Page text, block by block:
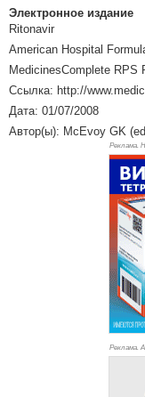
Электронное издание
Ritonavir
American Hospital
MedicinesComplete RPS
Ссылка: http://
Дата: 01/07/2008
Автор(ы): McEvoy GK
Реклама.
Реклама.